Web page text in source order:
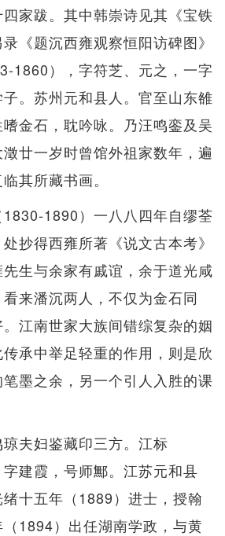
家跋。其中韩崇诗见其《宝铁
《题沉西雍观察恒阳访碑图》
1860），字符芝、元之，一字
。苏州元和县人。官至山东雒
金石，耽吟咏。乃汪鸣銮及吴
廿一岁时曾馆外祖家数年，遍
其所藏书画。
1890）一八八四年自缪荃
抄得西雍所著《说文古本考》
生与余家有戚谊，余于道光咸
来潘沉两人，不仅为金石同
江南世家大族间错综复杂的姻
承中举足轻重的作用，则是欣
墨之余，另一个引人入胜的课
夫妇鉴藏印三方。江标
字建霞，号师鄦。江苏元和县
绪十五年（1889）进士，授翰
1894）出任湖南学政，与黄